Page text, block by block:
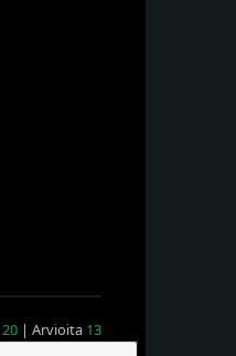
20 | Arvioita 13